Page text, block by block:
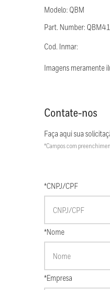
Modelo: QBM
Part. Number:
Cod. Inmar:
Imagens meramente
Contate-nos
Faça aqui sua
*Campos com
*CNPJ/CPF
*Nome
*Empresa